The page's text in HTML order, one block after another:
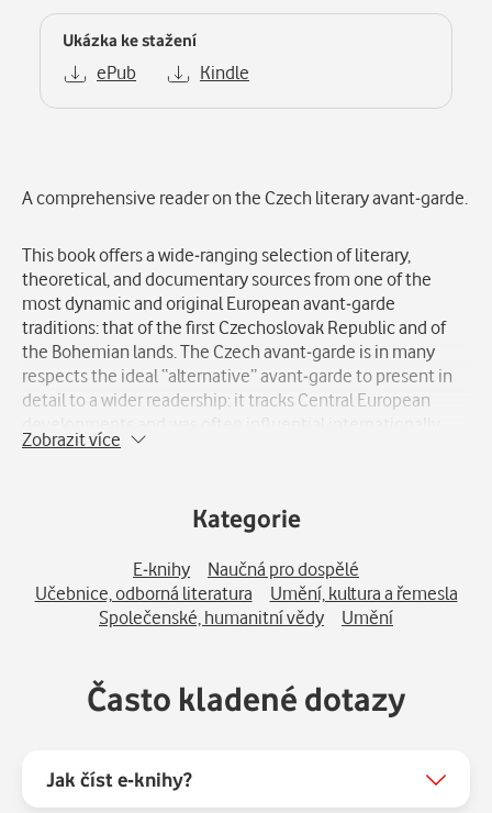
Ukázka ke stažení
ePub Kindle
A comprehensive reader on the Czech literary avant-garde.
This book offers a wide-ranging selection of literary,
theoretical, and documentary sources from one of the
most dynamic and original European avant-garde
traditions: that of the first Czechoslovak Republic and of
the Bohemian lands. The Czech avant-garde is in many
respects the ideal “alternative” avant-garde to present in
detail to a wider readership: it tracks Central European
while being deeply ingrained in particular cultural
as a firmly embedded component of the European avant-
reader interested in avant-garde art.
Zobrazit více
Kategorie
E-knihy
Naučná pro dospělé
Učebnice, odborná literatura
Umění, kultura a řemesla
Společenské, humanitní vědy
Umění
Často kladené dotazy
Jak číst e-knihy?